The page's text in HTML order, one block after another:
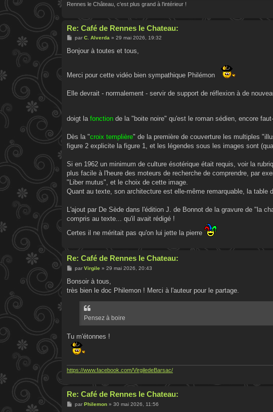
Rennes le Château, c'est plus grand à l'intérieur !
Re: Café de Rennes le Chateau:
M
s
e
par C. Alverda» 29 mai 2026, 19:32
Bonjour à toutes et tous,
Merci pour cette vidéo bien sympathique Philémon
Elle devrait - normalement - servir de support de réflexion à de
doigt la fonction de la "boite noire" qu'est le roman sédien, encore
Dès la "croix templière" de la première de couverture les multiples
figure 2 explicite la figure 1, et les légendes sous les images sont
Si en 1962 un minimum de culture ésotérique était requis, voir la
plus facile à l'heure des moteurs de recherche de comprendre, par
"Liber mutus", et le choix de cette image.
Quant au texte, son architecture est elle-même remarquable, la table
L'ajout par De Sède dans l'édition J. de Bonnot de la gravure de "la
compris au texte... qu'il avait rédigé !
Certes il ne méritait pas qu'on lui jette la pierre
Re: Café de Rennes le Chateau:
M
s
a
par Virgile» 29 mai 2026, 20:43
Bonsoir à tous,
très bien le doc Philemon ! Merci à l'auteur pour le partage.
Pensez à boire
Tu m'étonnes !
https://www.facebook.com/VirgiledeBarsac/
Re: Café de Rennes le Chateau:
Mpar Philemon» 30 mai 2026, 11:56